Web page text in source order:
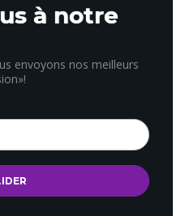
à notre
envoyons nos meilleurs